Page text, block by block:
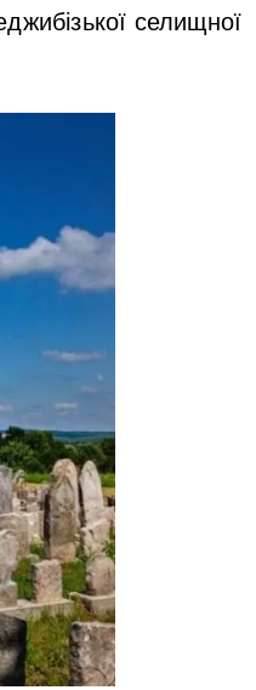
селищної